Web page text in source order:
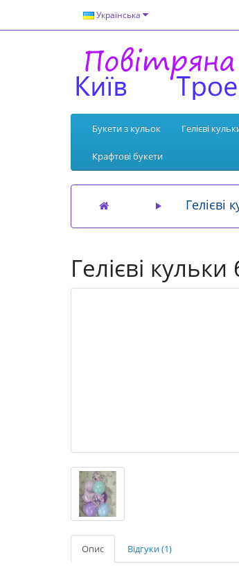
Українська
Букети з кульок Гелієві
Крафтові букети
Гелієві
Гелієві
Опис Відгуки (1)